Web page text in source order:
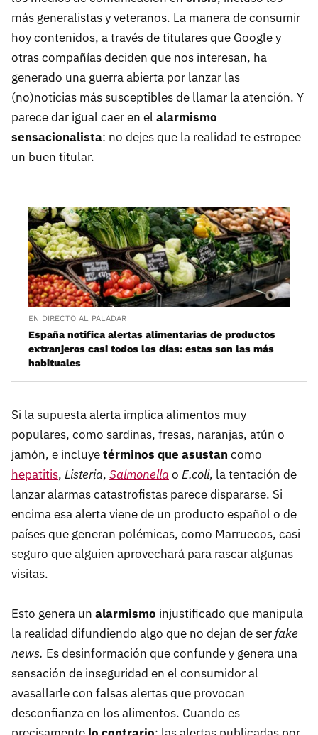
más generalistas y veteranos. La manera de consumir
hoy contenidos, a través de titulares que Google y
otras compañías deciden que nos interesan, ha
generado una guerra abierta por lanzar las
(no)noticias más susceptibles de llamar la atención. Y
parece dar igual caer en el alarmismo
sensacionalista: no dejes que la realidad te estropee
un buen titular.
EN DIRECTO AL PALADAR
España notifica alertas alimentarias de productos
extranjeros casi todos los días: estas son las más
habituales
Si la supuesta alerta implica alimentos muy
populares, como sardinas, fresas, naranjas, atún o
jamón, e incluyetérminos que asustan como
hepatitis, Listeria, Salmonella o E.coli, la tentación de
lanzar alarmas catastrofistas parece dispararse. Si
encima esa alerta viene de un producto español o de
países que generan polémicas, como Marruecos, casi
seguro que alguien aprovechará para rascar algunas
visitas.
Esto genera un alarmismo injustificado que manipula
la realidad difundiendo algo que no dejan de ser fake
news. Es desinformación que confunde y genera una
sensación de inseguridad en el consumidor al
avasallarle con falsas alertas que provocan
desconfianza en los alimentos. Cuando es